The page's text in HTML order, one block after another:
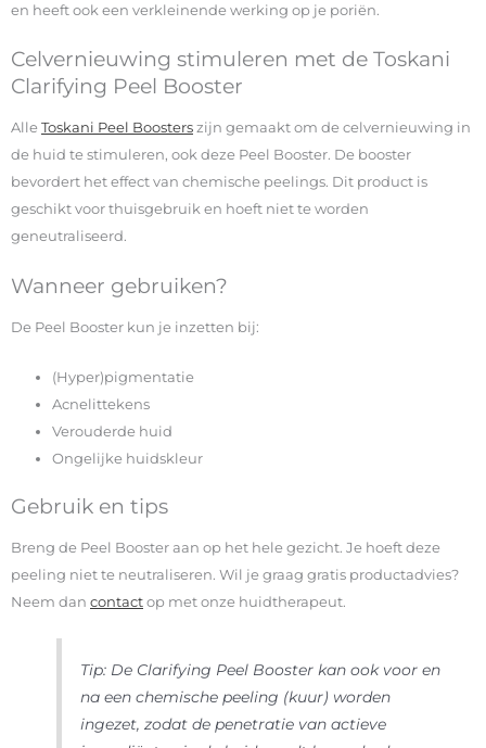
en heeft ook een verkleinende werking op je poriën.
Celvernieuwing stimuleren met de Toskani
Clarifying Peel Booster
Alle Toskani Peel Boosters zijn gemaakt om de celvernieuwing in
de huid te stimuleren, ook deze Peel Booster. De booster
bevordert het effect van chemische peelings. Dit product is
geschikt voor thuisgebruik en hoeft niet te worden
geneutraliseerd.
Wanneer gebruiken?
De Peel Booster kun je inzetten bij:
(Hyper)pigmentatie
Acnelittekens
Verouderde huid
Ongelijke huidskleur
Gebruik en tips
Breng de Peel Booster aan op het hele gezicht. Je hoeft deze
peeling niet te neutraliseren. Wil je graag gratis productadvies?
Neem dan contact op met onze huidtherapeut.
Tip: De Clarifying Peel Booster kan ook voor en
na een chemische peeling (kuur) worden
ingezet, zodat de penetratie van actieve